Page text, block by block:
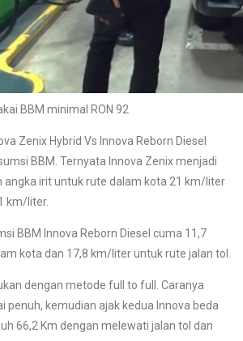
BBM minimal RON 92
Zenix Hybrid Vs Innova Reborn Diesel
BBM. Ternyata Innova Zenix menjadi
angka irit untuk rute dalam kota 21 km/liter
km/liter.
BBM Innova Reborn Diesel cuma 11,7
kota dan 17,8 km/liter untuk rute jalan tol.
dengan metode full to full. Caranya
penuh, kemudian ajak kedua Innova beda
66,2 Km dengan melewati jalan tol dan